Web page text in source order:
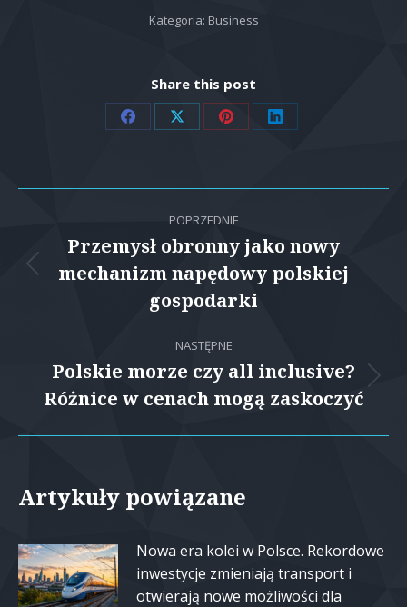
Kategoria: Business
Share this post
Share
Facebook
Share
X
Share
Pinterest
Share
LinkedIn
Nawigacja
wpisów
POPRZEDNIE
Poprzedni
wpis:
Przemysł obronny jako nowy
mechanizm napędowy polskiej
gospodarki
NASTĘPNE
Następny
wpis:
Polskie morze czy all inclusive?
Różnice w cenach mogą zaskoczyć
Artykuły powiązane
Nowa era kolei w Polsce. Rekordowe
inwestycje zmieniają transport i
otwierają nowe możliwości dla